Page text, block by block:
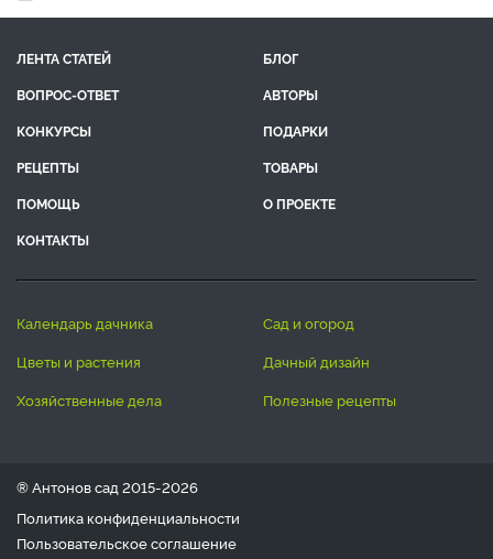
ЛЕНТА СТАТЕЙ
БЛОГ
ВОПРОС-ОТВЕТ
АВТОРЫ
КОНКУРСЫ
ПОДАРКИ
РЕЦЕПТЫ
ТОВАРЫ
ПОМОЩЬ
О ПРОЕКТЕ
КОНТАКТЫ
календарь дачника
сад и огород
цветы и растения
дачный дизайн
хозяйственные дела
полезные рецепты
® Антонов сад 2015-2026
Политика конфиденциальности
Пользовательское соглашение